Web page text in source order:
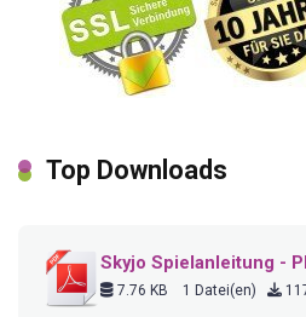
Top Downloads
Skyjo Spielanleitung -
7.76 KB 1 Datei(en)